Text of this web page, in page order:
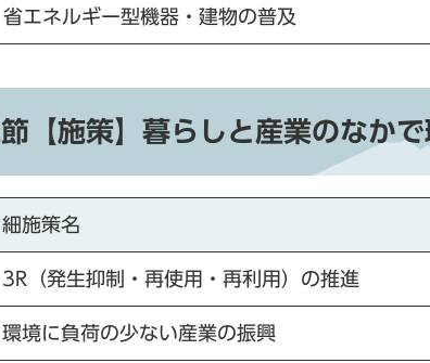
省エネルギー型機器・建物の普及
【施策】暮らしと産業のなか
細施策名
3R（発生抑制・再使用・再利用）の推進
環境に負荷の少ない産業の振興